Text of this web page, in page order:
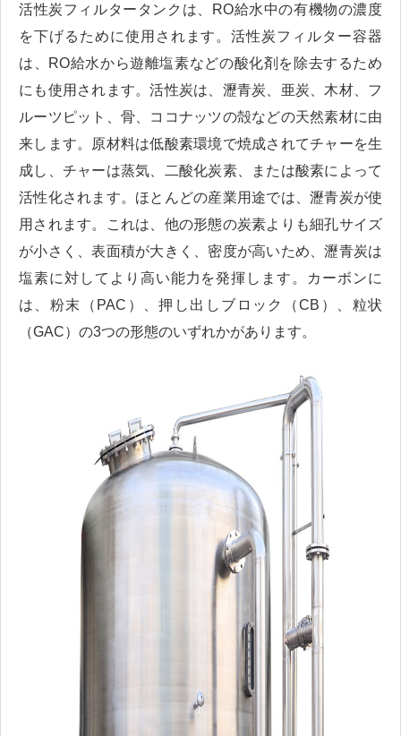
活性炭フィルタータンクは、RO給水中の有機物の濃度
を下げるために使用されます。活性炭フィルター容器
は、RO給水から遊離塩素などの酸化剤を除去するため
にも使用されます。活性炭は、瀝青炭、亜炭、木材、フ
ルーツピット、骨、ココナッツの殻などの天然素材に由
来します。原材料は低酸素環境で焼成されてチャーを生
成し、チャーは蒸気、二酸化炭素、または酸素によって
活性化されます。ほとんどの産業用途では、瀝青炭が使
用されます。これは、他の形態の炭素よりも細孔サイズ
が小さく、表面積が大きく、密度が高いため、瀝青炭は
塩素に対してより高い能力を発揮します。カーボンに
は、粉末（PAC）、押し出しブロック（CB）、粒状
（GAC）の3つの形態のいずれかがあります。